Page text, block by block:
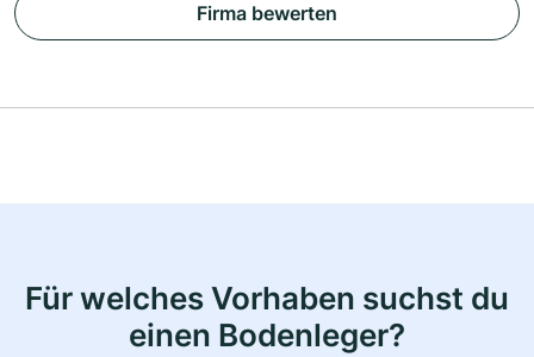
Firma bewerten
Für welches Vorhaben suchst du
einen Bodenleger?